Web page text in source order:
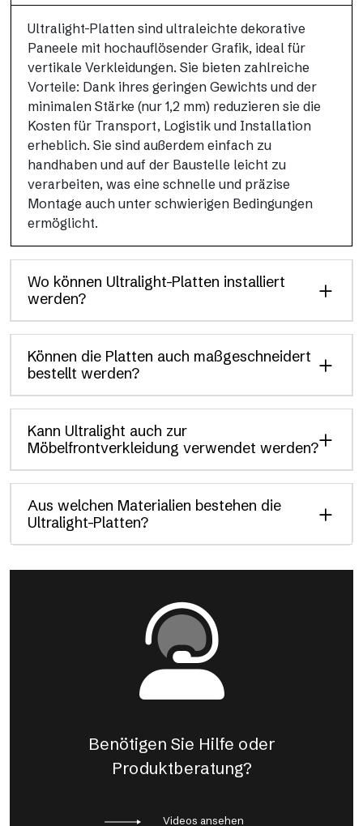
Ultralight-Platten sind ultraleichte dekorative
Paneele mit hochauflösender Grafik, ideal für
vertikale Verkleidungen. Sie bieten zahlreiche
Vorteile: Dank ihres geringen Gewichts und der
minimalen Stärke (nur 1,2 mm) reduzieren sie die
Kosten für Transport, Logistik und Installation
erheblich. Sie sind außerdem einfach zu
handhaben und auf der Baustelle leicht zu
verarbeiten, was eine schnelle und präzise
Montage auch unter schwierigen Bedingungen
ermöglicht.
Wo können Ultralight-Platten installiert
werden?
Können die Platten auch maßgeschneidert
bestellt werden?
Kann Ultralight auch zur
Möbelfrontverkleidung verwendet werden?
Aus welchen Materialien bestehen die
Ultralight-Platten?
Benötigen Sie Hilfe oder
Produktberatung?
Videos ansehen